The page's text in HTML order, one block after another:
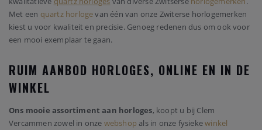
Met een quartz horlogevan één van onze Zwiterse horlogemerken
kiest u voor kwaliteit en precisie. Genoeg redenen dus om ook voor
een mooi exemplaar te gaan.
RUIM AANBOD HORLOGES, ONLINE EN IN DE
WINKEL
Ons mooie assortiment aan horloges, koopt u bij Clem
Vercammen zowel in onze webshop als in onze fysiekewinkel